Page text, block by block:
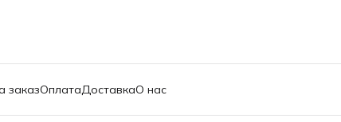
заказОплатаДоставкаО нас